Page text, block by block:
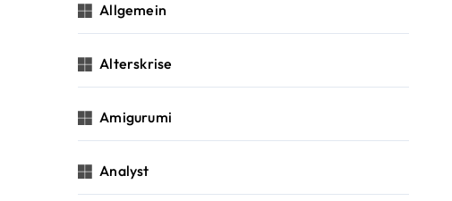
Allgemein
Alterskrise
Amigurumi
Analyst